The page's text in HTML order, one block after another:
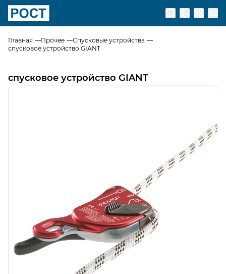
Перейти на главную страницу
Главная Прочее
Спусковые устройства
спусковое устройство GIANT
спусковое устройство GIANT